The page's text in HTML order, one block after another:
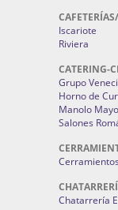
Iscariote
Riviera
CATERING-
Grupo
Horno de
Manolo Mayo
Salones
Chatarrería